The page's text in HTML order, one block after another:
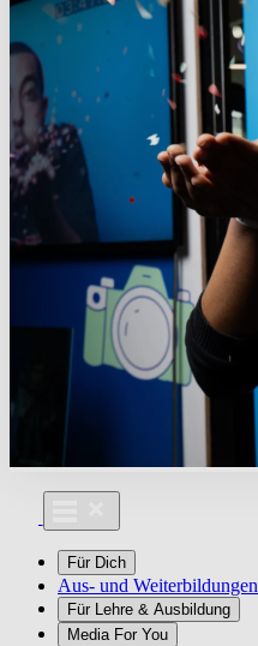
Für Dich
Aus- und Weiterbildungen
Für Lehre & Ausbildung
Media For You